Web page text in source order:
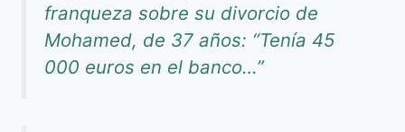
franqueza sobre su divorcio de
Mohamed, de 37 años: “Tenía 45
000 euros en el banco…”